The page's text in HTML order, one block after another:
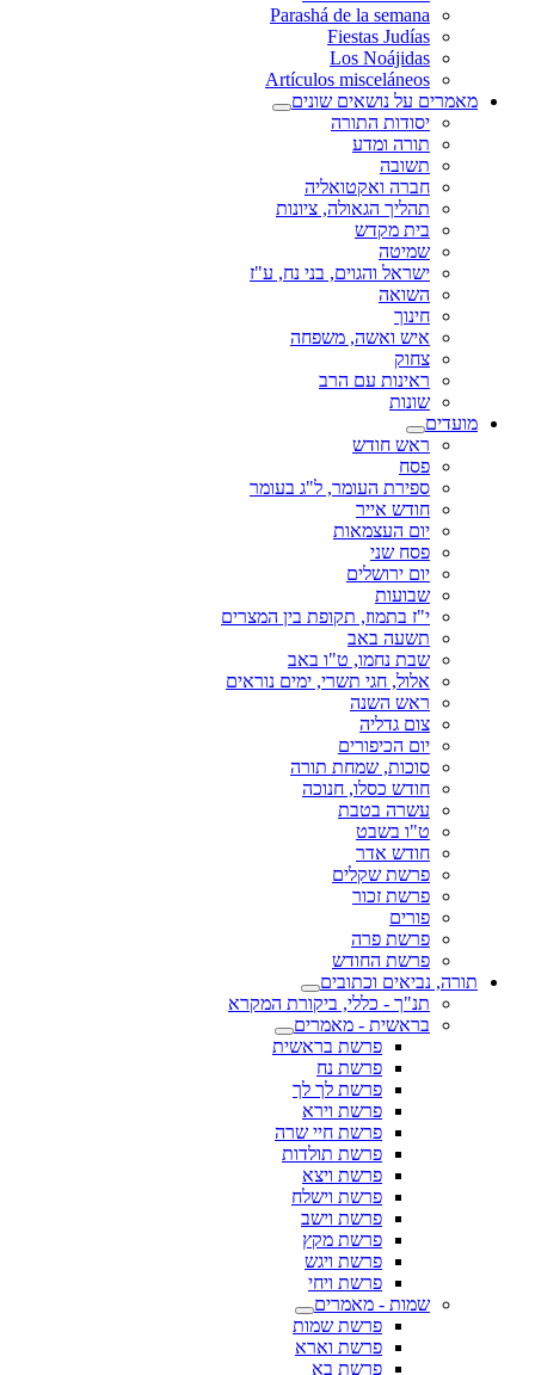
Parashá de la semana
Fiestas Judías
Los Noájidas
Artículos misceláneos
מאמרים על נושאים שונים
יסודות התורה
תורה ומדע
תשובה
חברה ואקטואליה
תהליך הגאולה, ציונות
בית מקדש
שמיטה
ישראל והגוים, בני נח, ע"ז
השואה
חינוך
איש ואשה, משפחה
צחוק
ראינות עם הרב
שונות
מועדים
ראש חודש
פסח
ספירת העומר, ל"ג בעומר
חודש אייר
יום העצמאות
פסח שני
יום ירושלים
שבועות
י"ז בתמוז, תקופת בין המצרים
תשעה באב
שבת נחמו, ט"ו באב
אלול, חגי תשרי, ימים נוראים
ראש השנה
צום גדליה
יום הכיפורים
סוכות, שמחת תורה
חודש כסלו, חנוכה
עשרה בטבת
ט"ו בשבט
חודש אדר
פרשת שקלים
פרשת זכור
פורים
פרשת פרה
פרשת החודש
תורה, נביאים וכתובים
תנ"ך - כללי, ביקורת המקרא
בראשית - מאמרים
פרשת בראשית
פרשת נח
פרשת לך לך
פרשת וירא
פרשת חיי שרה
פרשת תולדות
פרשת ויצא
פרשת וישלח
פרשת וישב
פרשת מקץ
פרשת ויגש
פרשת ויחי
שמות - מאמרים
פרשת שמות
פרשת וארא
פרשת בא